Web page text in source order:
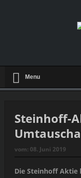
Menu
Steinhoff-
vom: 08. Juni 2019
Die Steinhoff Aktie